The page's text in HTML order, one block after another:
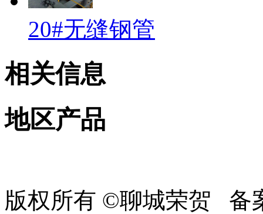
20#无缝钢管
相关信息
地区产品
版权所有 ©聊城荣贺 备